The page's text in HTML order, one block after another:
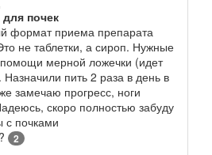
почек
формат приема препарата
не таблетки, а сироп. Нужные
мерной ложечки (идет
пить 2 раза в день в
замечаю прогресс, ноги
скоро полностью забуду
с почками
2